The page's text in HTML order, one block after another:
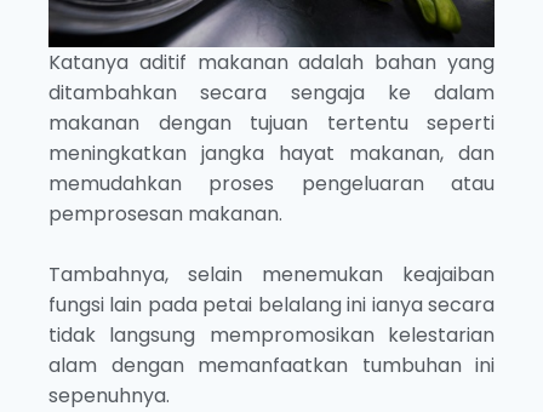
Katanya aditif makanan adalah bahan yang
ditambahkan secara sengaja ke dalam
makanan dengan tujuan tertentu seperti
meningkatkan jangka hayat makanan, dan
memudahkan proses pengeluaran atau
pemprosesan makanan.
Tambahnya, selain menemukan keajaiban
fungsi lain pada petai belalang ini ianya secara
tidak langsung mempromosikan kelestarian
alam dengan memanfaatkan tumbuhan ini
sepenuhnya.